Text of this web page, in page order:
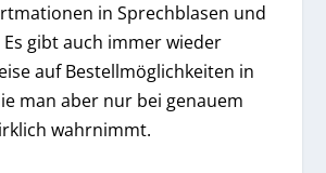
in Sprechblasen und
gibt auch immer wieder
auf Bestellmöglichkeiten in
man aber nur bei genauem
wahrnimmt.